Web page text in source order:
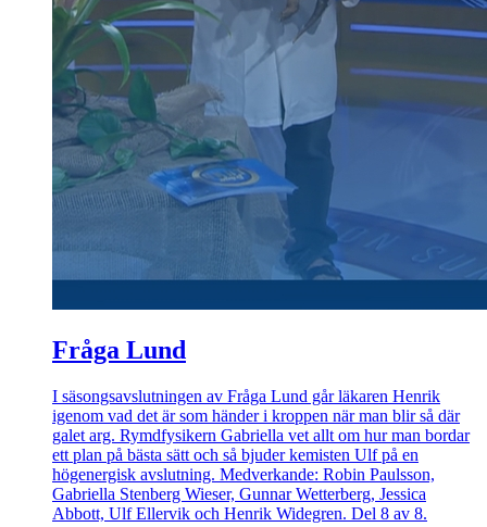
Fråga Lund
I säsongsavslutningen av Fråga Lund går läkaren Henrik
igenom vad det är som händer i kroppen när man blir så där
galet arg. Rymdfysikern Gabriella vet allt om hur man bordar
ett plan på bästa sätt och så bjuder kemisten Ulf på en
högenergisk avslutning. Medverkande: Robin Paulsson,
Gabriella Stenberg Wieser, Gunnar Wetterberg, Jessica
Abbott, Ulf Ellervik och Henrik Widegren. Del 8 av 8.